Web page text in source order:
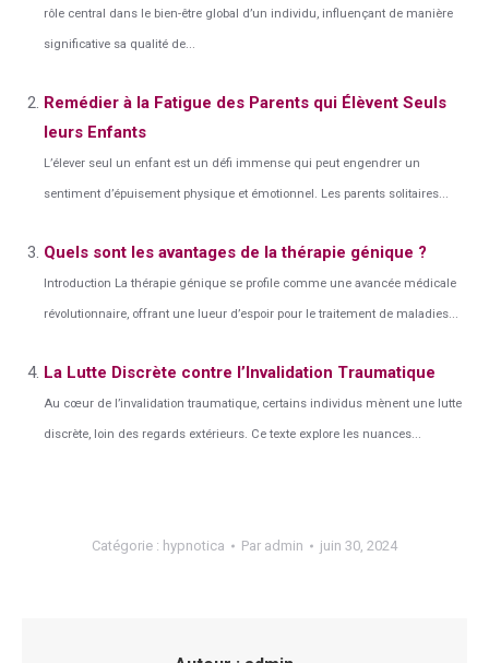
rôle central dans le bien-être global d’un individu, influençant de manière
significative sa qualité de...
Remédier à la Fatigue des Parents qui Élèvent Seuls
leurs Enfants
L’élever seul un enfant est un défi immense qui peut engendrer un
sentiment d’épuisement physique et émotionnel. Les parents solitaires...
Quels sont les avantages de la thérapie génique ?
Introduction La thérapie génique se profile comme une avancée médicale
révolutionnaire, offrant une lueur d’espoir pour le traitement de maladies...
La Lutte Discrète contre l’Invalidation Traumatique
Au cœur de l’invalidation traumatique, certains individus mènent une lutte
discrète, loin des regards extérieurs. Ce texte explore les nuances...
Catégorie : hypnotica Par admin juin 30, 2024